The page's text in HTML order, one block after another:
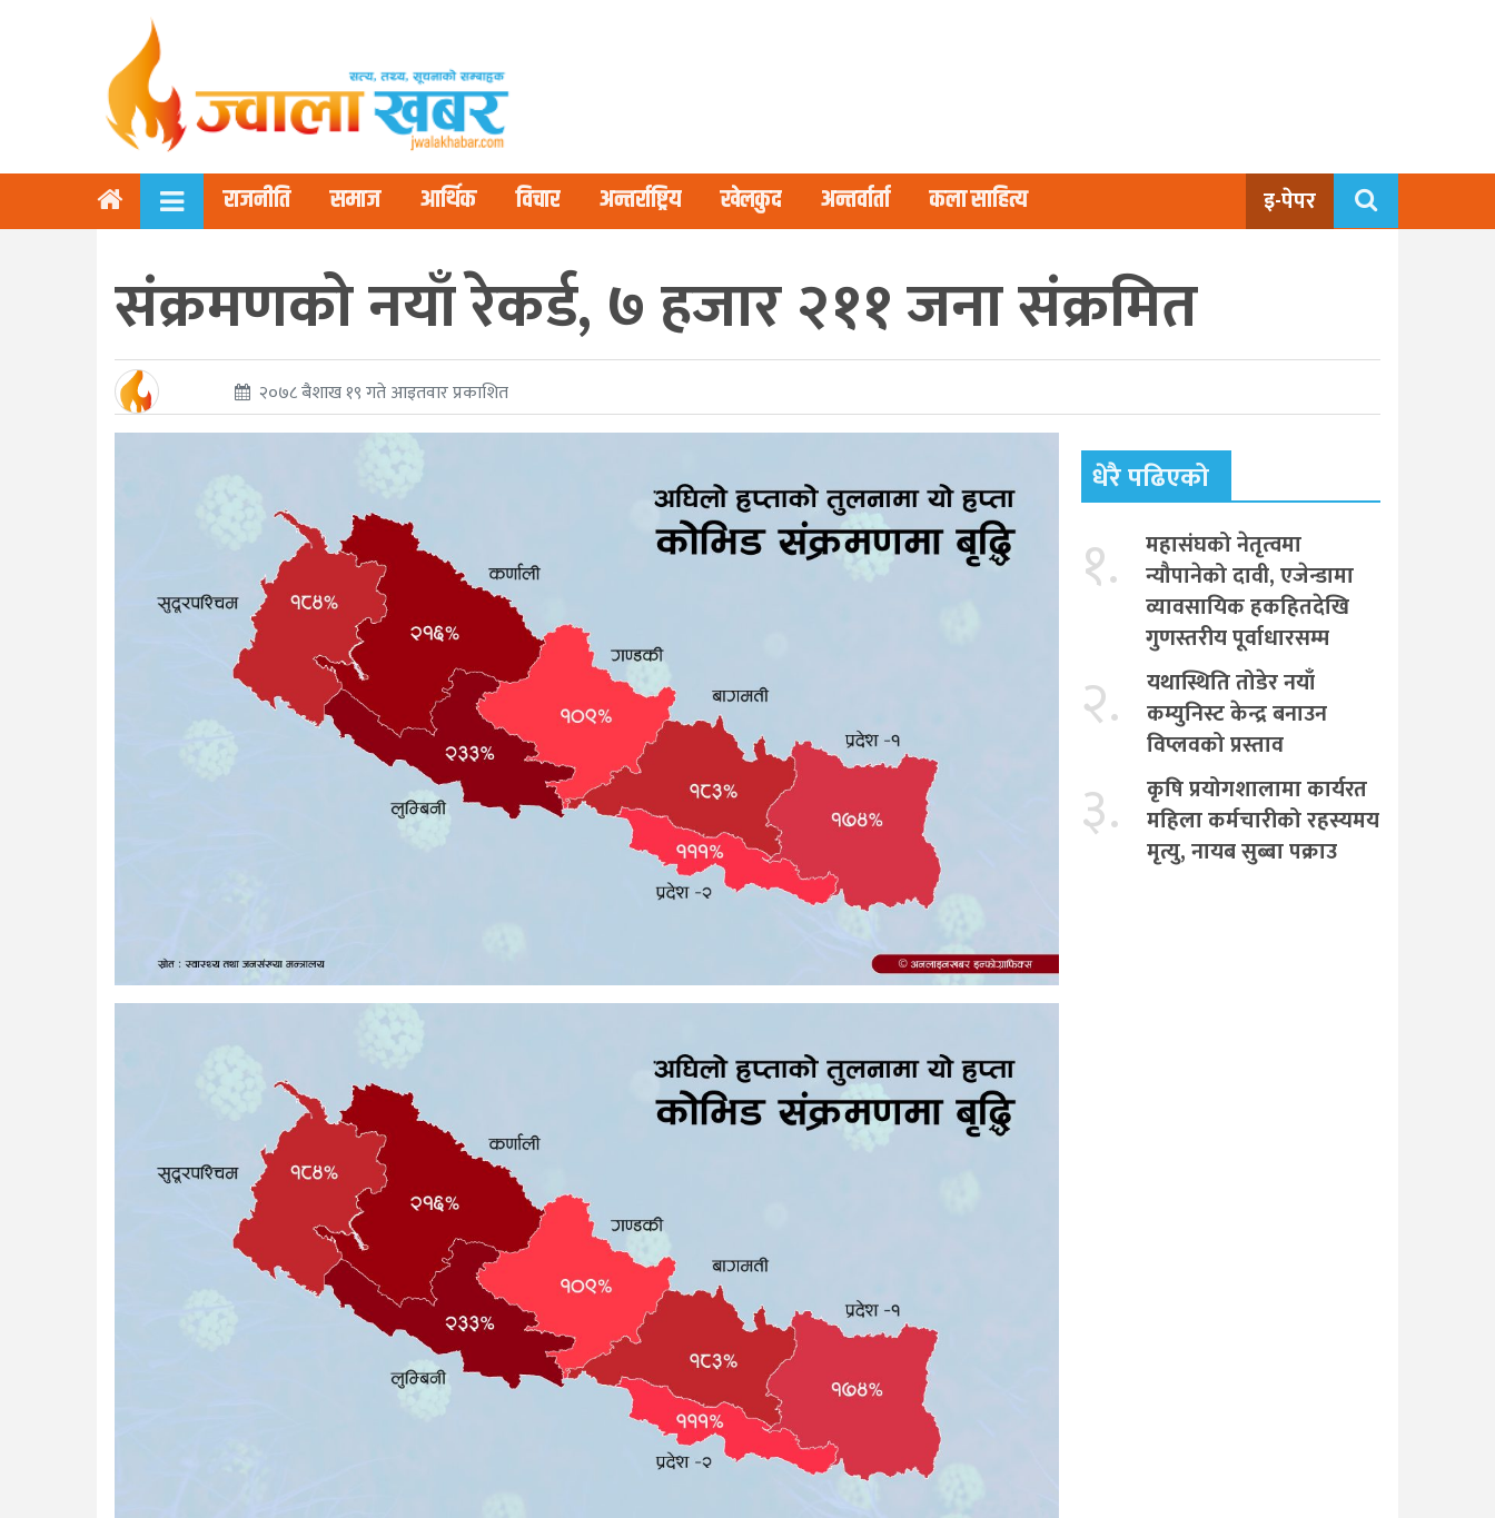
राजनीति समाज आर्थिक विचार अन्तर्राष्ट्रिय खेलकुद अन्तर्वार्ता कला साहित्य इ-पेपर
संक्रमणको नयाँ रेकर्ड, ७ हजार २११ जना संक्रमित
२०७८ बैशाख १९ गते आइतवार प्रकाशित
धेरै पढिएको
१.
महासंघको नेतृत्वमा
न्यौपानेको दावी, एजेन्डामा
व्यावसायिक हकहितदेखि
गुणस्तरीय पूर्वाधारसम्म
२.
यथास्थिति तोडेर नयाँ
कम्युनिस्ट केन्द्र बनाउन
विप्लवको प्रस्ताव
३.
कृषि प्रयोगशालामा कार्यरत
महिला कर्मचारीको रहस्यमय
मृत्यु, नायब सुब्बा पक्राउ